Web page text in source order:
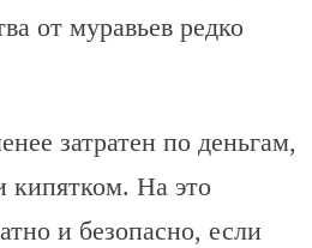
от муравьев редко
затратен по деньгам,
кипятком. На это
и безопасно, если